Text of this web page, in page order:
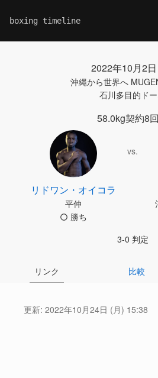
boxing timeline
2022年10月2
沖縄から世界へ
石川多目的ド
58.0kg契約8
リドワン・オイコラ
平仲
勝ち
vs.
3-0 判定
リンク 比較
更新: 2022年10月24日 (月) 15:38